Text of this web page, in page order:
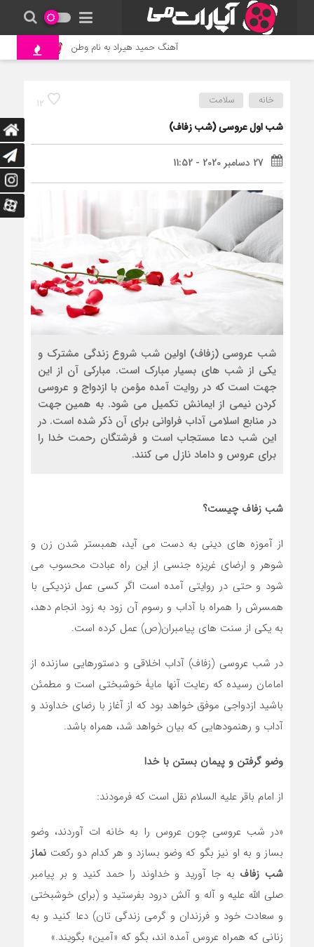
آهنگ حمید هیراد به نام وطن جنگ و نبرد
12 خانه سلامت
شب اول عروسی (شب زفاف)
27 دسامبر 2020 - 11:52
شب عروسی (زفاف) اولین شب شروع زندگی مشترک و
یکی از شب های بسیار مبارک است. مبارکی آن از این
جهت است که در روایت آمده مؤمن با ازدواج و عروسی
کردن نیمی از ایمانش تکمیل می شود. به همین جهت
در منابع اسلامی آداب فراوانی برای آن ذکر شده است. در
این شب دعا مستجاب است و فرشتگان رحمت خدا را
برای عروس و داماد نازل می کنند.
شب زفاف چیست؟
از آموزه های دینی به دست می آید، همبستر شدن زن و
شوهر و ارضای غریزه جنسی از این راه عبادت محسوب می
شود و حتی در روایتی آمده است اگر کسی عمل نزدیکی با
همسرش را همراه با آداب و رسوم آن زود به زود انجام دهد،
به یکی از سنت های پیامبران(ص) عمل کرده است.
در شب عروسی (زفاف) آداب اخلاقی و دستورهایی سازنده از
امامان رسیده که رعایت آنها مایۀ خوشبختی است و مطمئن
باشید ازدواجی موفق خواهد بود که از آغاز با رضای خداوند و
آداب و رهنمودهایی که بیان خواهد شد، همراه باشد.
وضو گرفتن و پیمان بستن با خدا
از امام باقر علیه السلام نقل است که فرمودند:
«در شب عروسی چون عروس را به خانه ات آوردند، وضو
بساز و به او نیز بگو که وضو بسازد و هر کدام دو رکعت نماز
شب زفاف به جا آورید و خداوند را حمد کنید و بر پیامبر
صلی الله علیه و آله و آلش درود بفرستید و (برای خوشبختی
و سعادت خود و فرزندان و گرمی زندگی تان) دعا کنید و به
زنانی که همراه عروس آمده اند، بگو که «آمین» بگویند.»